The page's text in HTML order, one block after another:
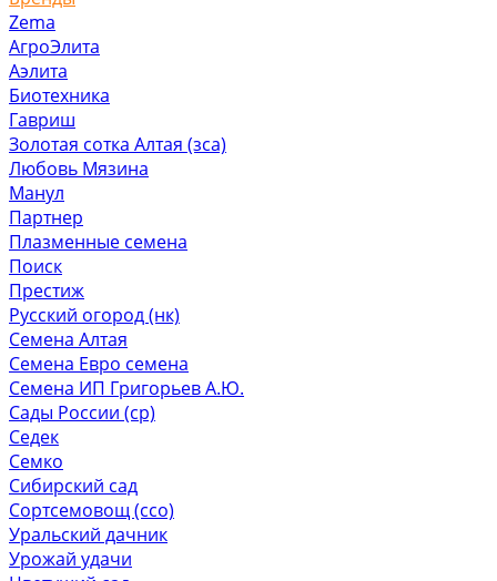
Zema
АгроЭлита
Аэлита
Биотехника
Гавриш
Золотая сотка Алтая (зса)
Любовь Мязина
Манул
Партнер
Плазменные семена
Поиск
Престиж
Русский огород (нк)
Семена Алтая
Семена Евро семена
Семена ИП Григорьев А.Ю.
Сады России (ср)
Седек
Семко
Сибирский сад
Сортсемовощ (ссо)
Уральский дачник
Урожай удачи